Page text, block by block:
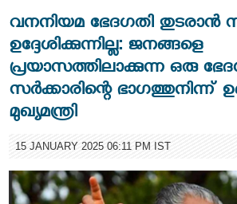
വനനിയമ ഭേദഗതി തുടരാന്‍
ഉദ്ദേശിക്കുന്നില്ല: ജനങ്ങളെ
പ്രയാസത്തിലാക്കുന്ന ഒരു
സര്‍ക്കാരിന്റെ ഭാഗത്തുനിന്ന്
മുഖ്യമന്ത്രി
15 JANUARY 2025 06:11 PM IST